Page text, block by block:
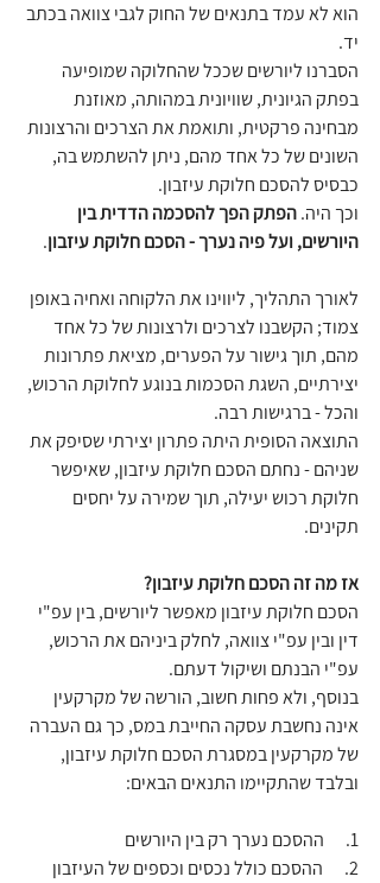
הוא לא עמד בתנאים של החוק לגבי צוואה בכתב
יד.
הסברנו ליורשים שככל שהחלוקה שמופיעה
בפתק הגיונית, שוויונית במהותה, מאוזנת
מבחינה פרקטית, ותואמת את הצרכים והרצונות
השונים של כל אחד מהם, ניתן להשתמש בה,
כבסיס להסכם חלוקת עיזבון.
וכך היה. הפתק הפך להסכמה הדדית בין
היורשים, ועל פיה נערך - הסכם חלוקת עיזבון.
לאורך התהליך, ליווינו את הלקוחה ואחיה באופן
צמוד; הקשבנו לצרכים ולרצונות של כל אחד
מהם, תוך גישור על הפערים, מציאת פתרונות
יצירתיים, השגת הסכמות בנוגע לחלוקת הרכוש,
והכל - ברגישות רבה.
התוצאה הסופית היתה פתרון יצירתי שסיפק את
שניהם - נחתם הסכם חלוקת עיזבון, שאיפשר
חלוקת רכוש יעילה, תוך שמירה על יחסים
תקינים.
אז מה זה הסכם חלוקת עיזבון?
הסכם חלוקת עיזבון מאפשר ליורשים, בין עפ"י
דין ובין עפ"י צוואה, לחלק ביניהם את הרכוש,
עפ"י הבנתם ושיקול דעתם.
בנוסף, ולא פחות חשוב, הורשה של מקרקעין
אינה נחשבת עסקה החייבת במס, כך גם העברה
של מקרקעין במסגרת הסכם חלוקת עיזבון,
ובלבד שהתקיימו התנאים הבאים:
1.      ההסכם נערך רק בין היורשים
2.      ההסכם כולל נכסים וכספים של העיזבון